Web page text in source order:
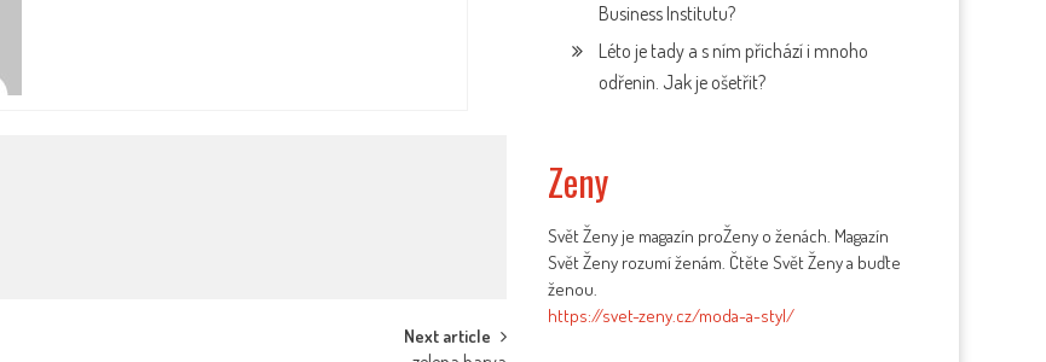
Next article
Business Institutu?
Léto je tady a s ním přichází i mnoho
odřenin. Jak je ošetřit?
Zeny
Svět Ženy je magazín proŽeny o ženách. Magazín
Svět Ženy rozumí ženám. Čtěte Svět Ženy a buďte
ženou.
https://svet-zeny.cz/moda-a-styl/